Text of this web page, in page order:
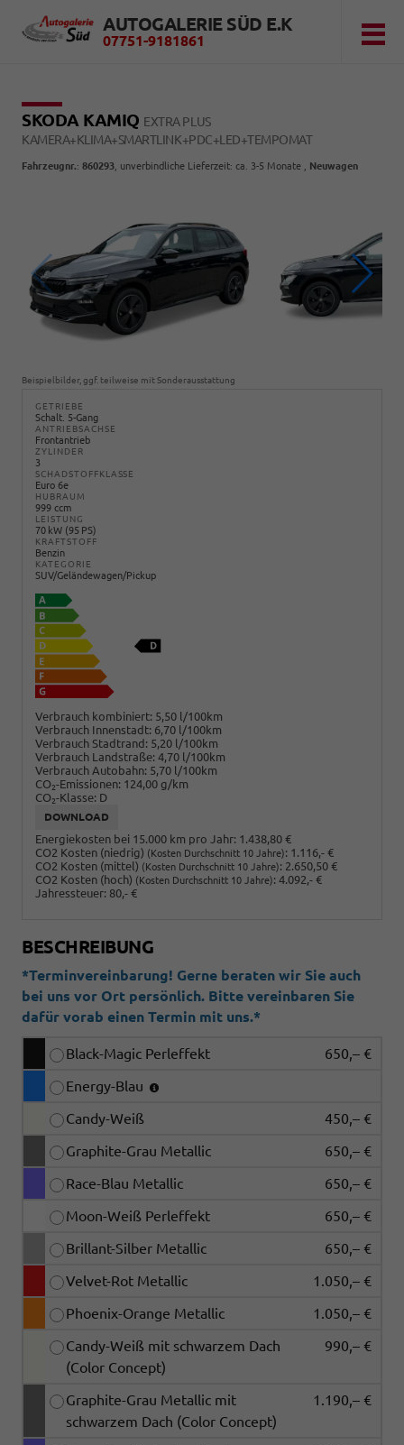
AUTOGALERIE SÜD E.K
07751-9181861
SKODA KAMIQ EXTRA PLUS
KAMERA+KLIMA+SMARTLINK+PDC+LED+TEMPOMAT
Fahrzeugnr.: 860293 , unverbindliche Lieferzeit: ca. 3-5 Monate , Neuwagen
Beispielbilder, ggf. teilweise mit Sonderausstattung
GETRIEBE
Schalt. 5-Gang
ANTRIEBSACHSE
Frontantrieb
ZYLINDER
3
SCHADSTOFFKLASSE
Euro 6e
HUBRAUM
999 ccm
LEISTUNG
70 kW (95 PS)
KRAFTSTOFF
Benzin
KATEGORIE
SUV/Geländewagen/Pickup
Verbrauch kombiniert: 5,50 l/100km
Verbrauch Innenstadt: 6,70 l/100km
Verbrauch Stadtrand: 5,20 l/100km
Verbrauch Landstraße: 4,70 l/100km
Verbrauch Autobahn: 5,70 l/100km
CO2-Emissionen: 124,00 g/km
CO2-Klasse: D
DOWNLOAD
Energiekosten bei 15.000 km pro Jahr: 1.438,80 €
CO2 Kosten (niedrig) (Kosten Durchschnitt 10 Jahre): 1.116,- €
CO2 Kosten (mittel) (Kosten Durchschnitt 10 Jahre): 2.650,50 €
CO2 Kosten (hoch) (Kosten Durchschnitt 10 Jahre): 4.092,- €
Jahressteuer: 80,- €
BESCHREIBUNG
*Terminvereinbarung! Gerne beraten wir Sie auch
bei uns vor Ort persönlich. Bitte vereinbaren Sie
dafür vorab einen Termin mit uns.*
Black-Magic Perleffekt
650,– €
Energy-Blau
Candy-Weiß
450,– €
Graphite-Grau Metallic
650,– €
Race-Blau Metallic
650,– €
Moon-Weiß Perleffekt
650,– €
Brillant-Silber Metallic
650,– €
Velvet-Rot Metallic
1.050,– €
Phoenix-Orange Metallic
1.050,– €
Candy-Weiß mit schwarzem Dach
(Color Concept)
990,– €
Graphite-Grau Metallic mit
schwarzem Dach (Color Concept)
1.190,– €